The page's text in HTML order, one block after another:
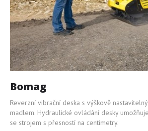
Bomag
Reverzní vibrační deska s výškově
madlem. Hydraulické ovládání desky
se strojem s přesností na centimetry.